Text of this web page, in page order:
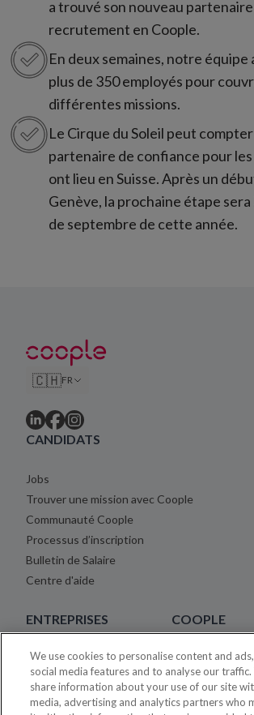
a trouvé son nouveau
recrutement en Coople.
En deux semaines, notre
plus de 350 employés pour
différentes missions.
Le Cirque du Soleil peut
partenaire de confiance pour
ont lieu en Suisse. Après un
Genève, la prochaine étape
de septembre de cette année.
🇨🇭FR
CANDIDATS
Jobs
Trouver une mission avec Coople
Communauté Coople
Processus d’inscription
Bulletin de Salaire
Centre d'aide
ENTREPRISES
Placement Temporaire Tarifs
Centre d'aide
COOPLE
À propos
Blog
Carrière
We use cookies to personalise content and
social media features and to analyse our traffic.
share information about your use of our site
media, advertising and analytics partners who